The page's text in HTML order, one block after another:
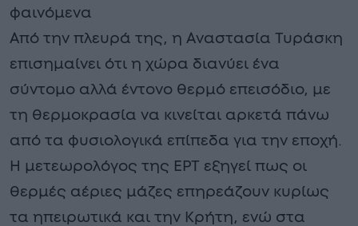
φαινόμενα
Από την πλευρά της, η Αναστασία Τυράσκη
επισημαίνει ότι η χώρα διανύει ένα
σύντομο αλλά έντονο θερμό επεισόδιο, με
τη θερμοκρασία να κινείται αρκετά πάνω
από τα φυσιολογικά επίπεδα για την εποχή.
Η μετεωρολόγος της ΕΡΤ εξηγεί πως οι
θερμές αέριες μάζες επηρεάζουν κυρίως
τα ηπειρωτικά και την Κρήτη, ενώ στα